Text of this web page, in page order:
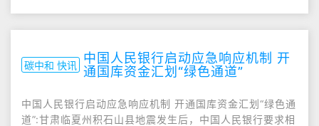
碳中和 快讯 中国人民银行启动应急响应机制 开
通国库资金汇划“绿色通道”
中国人民银行启动应急响应机制 开通国库资金汇划“绿色通
道”:甘肃临夏州积石山县地震发生后，中国人民银行要求相